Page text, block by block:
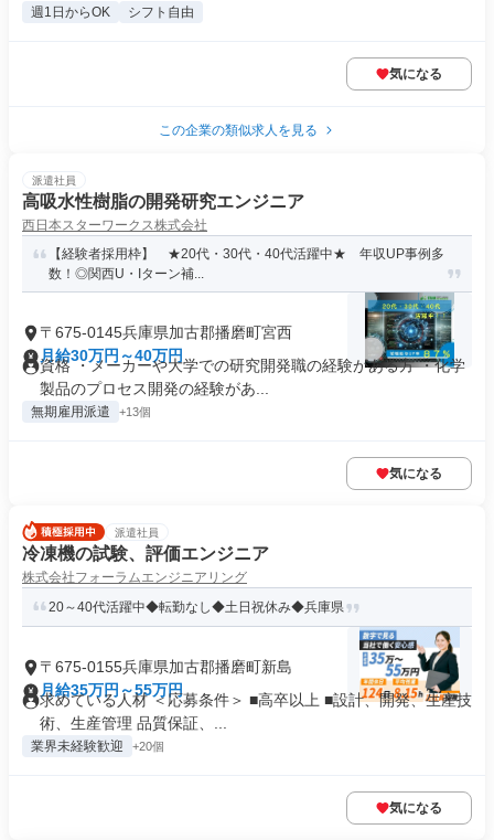
週1日からOK シフト自由
気になる
この企業の類似求人を見る
派遣社員
高吸水性樹脂の開発研究エンジニア
西日本スターワークス株式会社
【経験者採用枠】 ★20代・30代・40代活躍中★ 年収UP事例多
数！◎関西U・Iターン補...
〒675-0145兵庫県加古郡播磨町宮西
月給30万円～40万円
資格 ・メーカーや大学での研究開発職の経験がある方 ・化学
製品のプロセス開発の経験があ...
無期雇用派遣 +13個
気になる
派遣社員
冷凍機の試験、評価エンジニア
株式会社フォーラムエンジニアリング
20～40代活躍中◆転勤なし◆土日祝休み◆兵庫県
〒675-0155兵庫県加古郡播磨町新島
月給35万円～55万円
求めている人材 ＜応募条件＞ ■高卒以上 ■設計、開発、生産技
術、生産管理 品質保証、...
業界未経験歓迎 +20個
気になる